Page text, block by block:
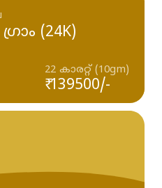
(24K)
22 കാരറ്റ് (10gm)
₹ 139500/-